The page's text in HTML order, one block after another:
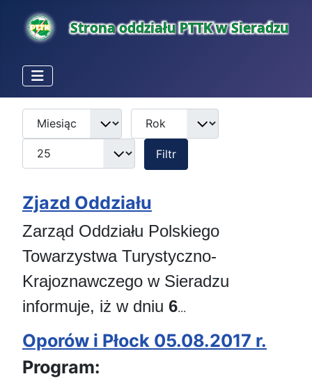
Filtry
Miesiąc Rok
Filtr
Zjazd Oddziału
Zarząd Oddziału Polskiego
Towarzystwa Turystyczno-
Krajoznawczego w Sieradzu
informuje, iż w dniu 6...
Oporów i Płock 05.08.2017 r.
Program: